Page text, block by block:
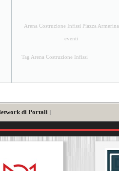
Arena Costruzione Infissi Piazza Armerina
eventi
Tag Arena Costruzione Infissi
di Portali ]